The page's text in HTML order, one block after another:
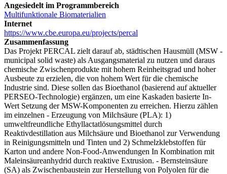
Angesiedelt im Programmbereich
Multifunktionale Biomaterialien
Internet
https://www.cbe.europa.eu/projects/percal
Zusammenfassung
Das Projekt PERCAL zielt darauf ab, städtischen Hausmüll (MSW -
municipal solid waste) als Ausgangsmaterial zu nutzen und daraus
chemische Zwischenprodukte mit hohem Reinheitsgrad und hoher
Ausbeute zu erzielen, die von hohem Wert für die chemische
Industrie sind. Diese sollen das Bioethanol (basierend auf aktueller
PERSEO-Technologie) ergänzen, um eine Kaskaden basierte In-
Wert Setzung der MSW-Komponenten zu erreichen. Hierzu zählen
im einzelnen - Erzeugung von Milchsäure (PLA): 1)
umweltfreundliche Ethyllactatlösungsmittel durch
Reaktivdestillation aus Milchsäure und Bioethanol zur Verwendung
in Reinigungsmitteln und Tinten und 2) Schmelzklebstoffen für
Karton und andere Non-Food-Anwendungen In Kombination mit
Maleinsäureanhydrid durch reaktive Extrusion. - Bernsteinsäure
(SA) als Zwischenbaustein zur Herstellung von Polyolen für die